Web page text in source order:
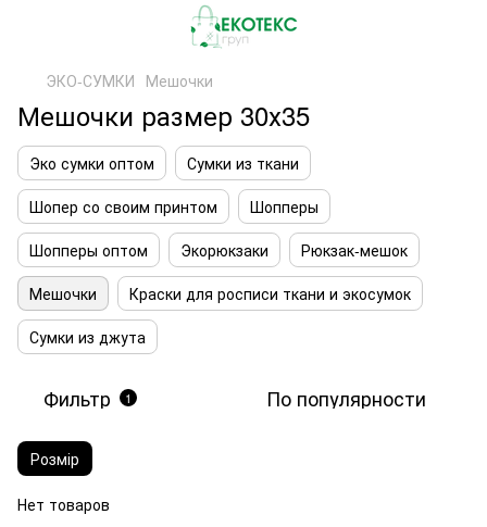
ЭКО-СУМКИ Мешочки
Мешочки размер 30х35
Эко сумки оптом
Сумки из ткани
Шопер со своим принтом
Шопперы
Шопперы оптом
Экорюкзаки
Рюкзак-мешок
Мешочки
Краски для росписи ткани и экосумок
Сумки из джута
Фильтр 1 По популярности
Розмір
Нет товаров